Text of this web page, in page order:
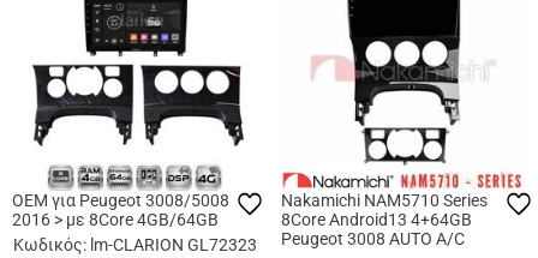
OEM για Peugeot 3008/5008
2016 > με 8Core 4GB/64GB
Κωδικός: lm-CLARION GL72323
Nakamichi NAM5710 Series
8Core Android13 4+64GB
Peugeot 3008 AUTO A/C